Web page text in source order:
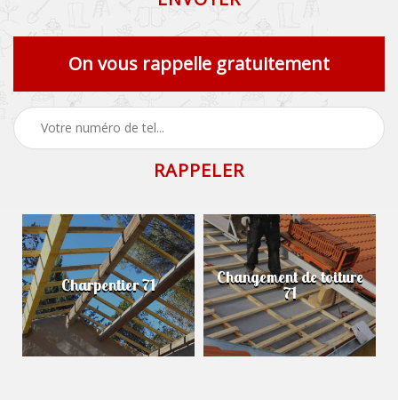
On vous rappelle gratuitement
Charpentier 71 Changement de toiture
71